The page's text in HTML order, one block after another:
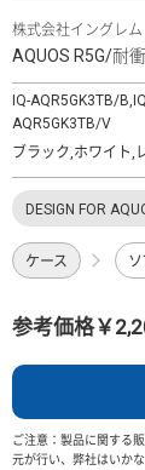
株式会社イングレム
AQUOS R5G/耐
IQ-AQR5GK3TB/
AQR5GK3TB/V
ブラック,ホワイト,
DESIGN FOR
ケース ソ
参考価格￥
ご注意：製品に関する
元が行い、弊社はいか